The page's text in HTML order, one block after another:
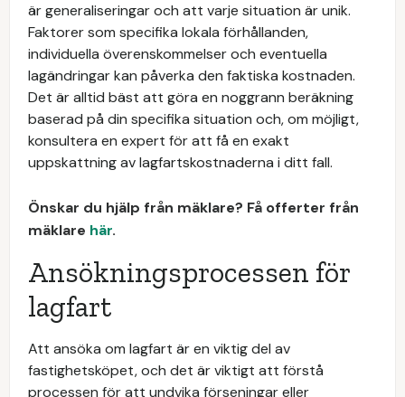
är generaliseringar och att varje situation är unik.
Faktorer som specifika lokala förhållanden,
individuella överenskommelser och eventuella
lagändringar kan påverka den faktiska kostnaden.
Det är alltid bäst att göra en noggrann beräkning
baserad på din specifika situation och, om möjligt,
konsultera en expert för att få en exakt
uppskattning av lagfartskostnaderna i ditt fall.
Önskar du hjälp från mäklare? Få offerter från
mäklare här.
Ansökningsprocessen för
lagfart
Att ansöka om lagfart är en viktig del av
fastighetsköpet, och det är viktigt att förstå
processen för att undvika förseningar eller